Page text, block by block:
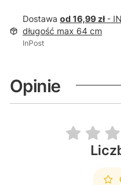
Dostawa od 16,99 zł -
długość max 64 cm
InPost
Opinie